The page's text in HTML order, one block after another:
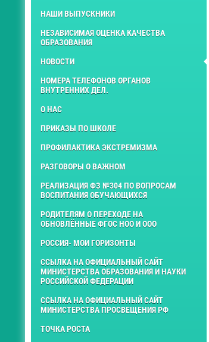
НАШИ ВЫПУСКНИКИ
НЕЗАВИСИМАЯ ОЦЕНКА КАЧЕСТВА
ОБРАЗОВАНИЯ
НОВОСТИ
НОМЕРА ТЕЛЕФОНОВ ОРГАНОВ
ВНУТРЕННИХ ДЕЛ.
О НАС
ПРИКАЗЫ ПО ШКОЛЕ
ПРОФИЛАКТИКА ЭКСТРЕМИЗМА
РАЗГОВОРЫ О ВАЖНОМ
РЕАЛИЗАЦИЯ ФЗ №304 ПО ВОПРОСАМ
ВОСПИТАНИЯ ОБУЧАЮЩИХСЯ
РОДИТЕЛЯМ О ПЕРЕХОДЕ НА
ОБНОВЛЁННЫЕ ФГОС НОО И ООО
РОССИЯ- МОИ ГОРИЗОНТЫ
ССЫЛКА НА ОФИЦИАЛЬНЫЙ САЙТ
МИНИСТЕРСТВА ОБРАЗОВАНИЯ И НАУКИ
РОССИЙСКОЙ ФЕДЕРАЦИИ
ССЫЛКА НА ОФИЦИАЛЬНЫЙ САЙТ
МИНИСТЕРСТВА ПРОСВЕЩЕНИЯ РФ
ТОЧКА РОСТА